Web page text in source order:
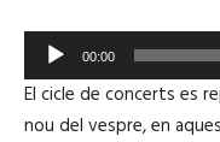
e
p
00:00
El cicle de concerts es
nou del vespre, en